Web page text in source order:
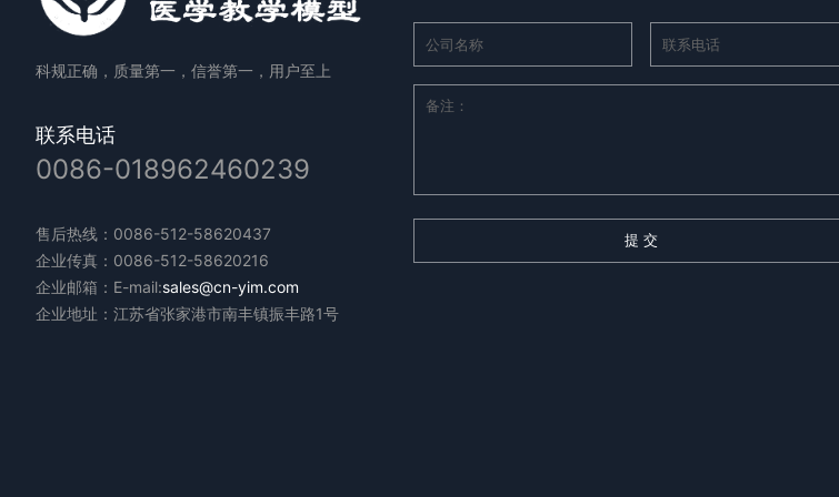
科规正确，质量第一，信誉第一，用户至上
联系电话
0086-018962460239
售后热线：0086-512-58620437
企业传真：0086-512-58620216
企业邮箱：E-mail:sales@cn-yim.com
企业地址：江苏省张家港市南丰镇振丰路1号
提 交